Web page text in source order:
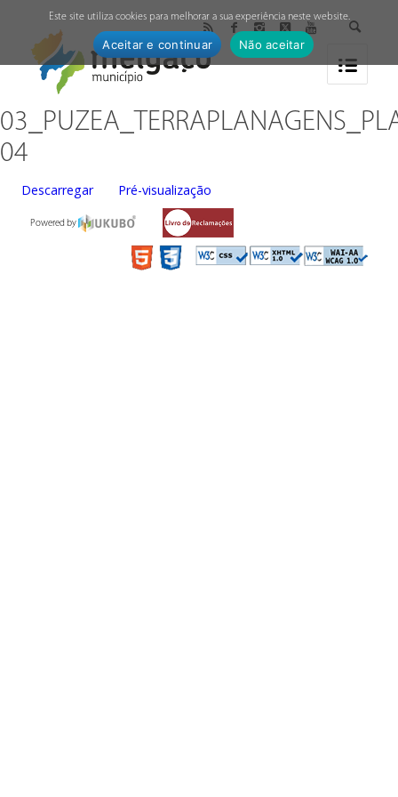
04
Descarregar Pré-visualização
Powered by
Este site utiliza cookies para melhorar a sua experiência neste website.
Aceitar e continuar Não aceitar